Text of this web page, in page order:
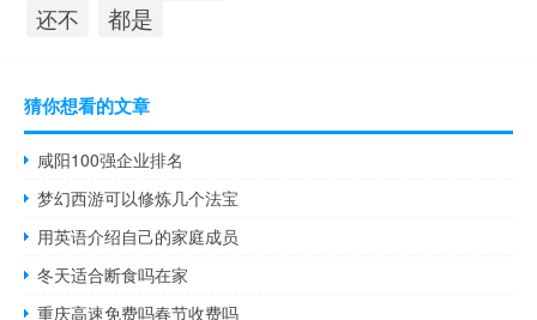
还不 都是
猜你想看的文章
咸阳100强企业排名
梦幻西游可以修炼几个法宝
用英语介绍自己的家庭成员
冬天适合断食吗在家
重庆高速免费吗春节收费吗